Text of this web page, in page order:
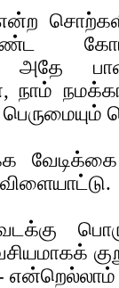
அதே
நாம்
வடக்கு
என்றெல்லாம்